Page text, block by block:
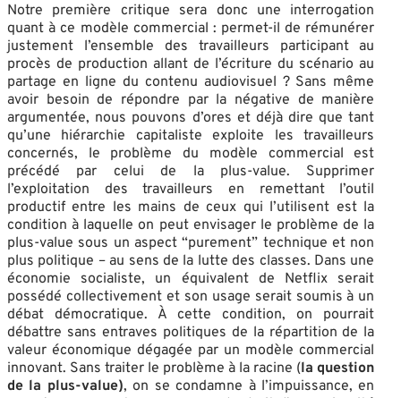
Notre première critique sera donc une interrogation
quant à ce modèle commercial : permet-il de rémunérer
justement l’ensemble des travailleurs participant au
procès de production allant de l’écriture du scénario au
partage en ligne du contenu audiovisuel ? Sans même
avoir besoin de répondre par la négative de manière
argumentée, nous pouvons d’ores et déjà dire que tant
qu’une hiérarchie capitaliste exploite les travailleurs
concernés, le problème du modèle commercial est
précédé par celui de la plus-value. Supprimer
l’exploitation des travailleurs en remettant l’outil
productif entre les mains de ceux qui l’utilisent est la
condition à laquelle on peut envisager le problème de la
plus-value sous un aspect “purement” technique et non
plus politique – au sens de la lutte des classes. Dans une
économie socialiste, un équivalent de Netflix serait
possédé collectivement et son usage serait soumis à un
débat démocratique. À cette condition, on pourrait
débattre sans entraves politiques de la répartition de la
valeur économique dégagée par un modèle commercial
innovant. Sans traiter le problème à la racine (la question
de la plus-value), on se condamne à l’impuissance, en